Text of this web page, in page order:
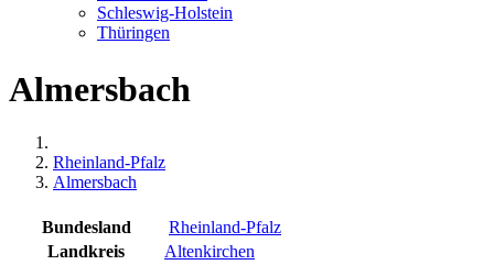
Schleswig-Holstein
Thüringen
Almersbach
Rheinland-Pfalz
Almersbach
Bundesland
Rheinland-Pfalz
Landkreis
Altenkirchen